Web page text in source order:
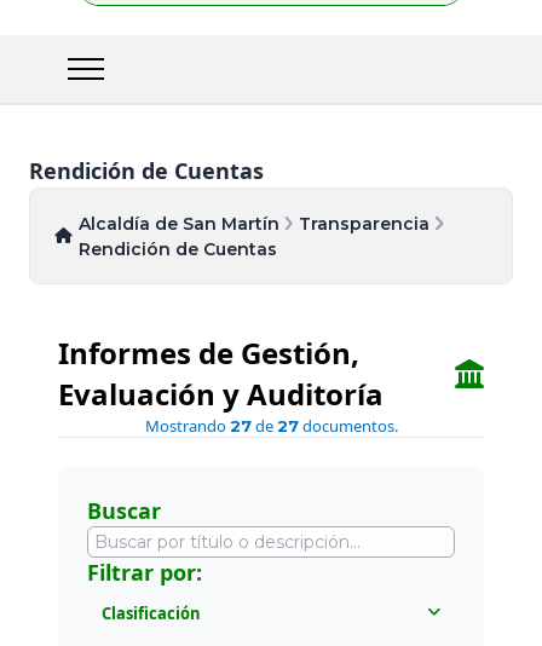
Rendición de Cuentas
Alcaldía de San Martín
Transparencia
Rendición de Cuentas
Informes de Gestión,
Evaluación y Auditoría
Mostrando27de27documentos.
Buscar
Filtrar por:
Clasificación